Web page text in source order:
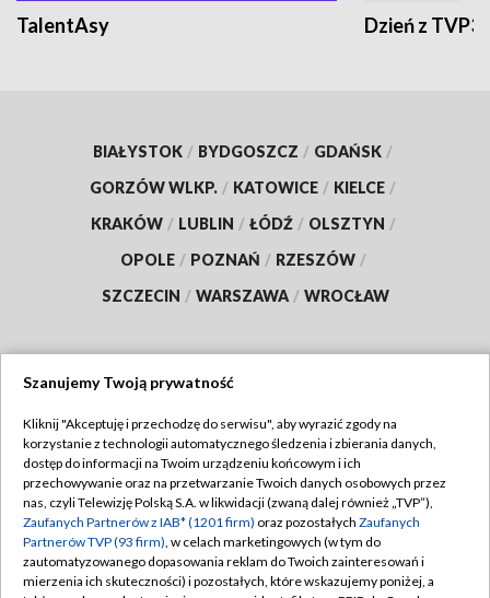
TalentAsy Dzień z TVP3
BIAŁYSTOK / BYDGOSZCZ / GDAŃSK /
GORZÓW WLKP. / KATOWICE / KIELCE /
KRAKÓW / LUBLIN / ŁÓDŹ / OLSZTYN /
OPOLE / POZNAŃ / RZESZÓW /
SZCZECIN / WARSZAWA / WROCŁAW
TVP
Abonament TVP
Emisja w TVP
Centrum informacji TVP
Naziemna Telewizja Cyfrowa
Regulamin TVP
Polityka prywatności
Moje zgody
Szanujemy Twoją prywatność
Kliknij "Akceptuję i przechodzę do serwisu", aby wyrazić zgody na
korzystanie z technologii automatycznego śledzenia i zbierania danych,
dostęp do informacji na Twoim urządzeniu końcowym i ich
przechowywanie oraz na przetwarzanie Twoich danych osobowych przez
nas, czyli Telewizję Polską S.A. w likwidacji (zwaną dalej również „TVP”),
Zaufanych Partnerów z IAB* (1201 firm) oraz pozostałych Zaufanych
Partnerów TVP (93 firm), w celach marketingowych (w tym do
zautomatyzowanego dopasowania reklam do Twoich zainteresowań i
mierzenia ich skuteczności) i pozostałych, które wskazujemy poniżej, a